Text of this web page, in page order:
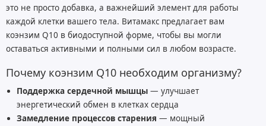
это не просто добавка, а важнейший элемент для работы
каждой клетки вашего тела. Витамакс предлагает вам
коэнзим Q10 в биодоступной форме, чтобы вы могли
оставаться активными и полными сил в любом возрасте.
Почему коэнзим Q10 необходим организму?
Поддержка сердечной мышцы — улучшает
энергетический обмен в клетках сердца
Замедление процессов старения — мощный